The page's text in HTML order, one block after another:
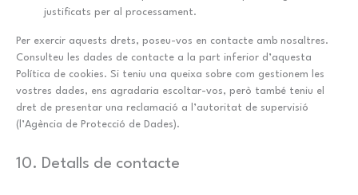
justificats per al processament.
Per exercir aquests drets, poseu-vos en contacte amb nosaltres.
Consulteu les dades de contacte a la part inferior d’aquesta
Política de cookies. Si teniu una queixa sobre com gestionem les
vostres dades, ens agradaria escoltar-vos, però també teniu el
dret de presentar una reclamació a l’autoritat de supervisió
(l’Agència de Protecció de Dades).
10. Detalls de contacte